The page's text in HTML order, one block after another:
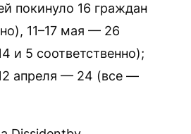
покинуло 16 граждан
11–17 мая — 26
и 5 соответственно);
апреля — 24 (все —